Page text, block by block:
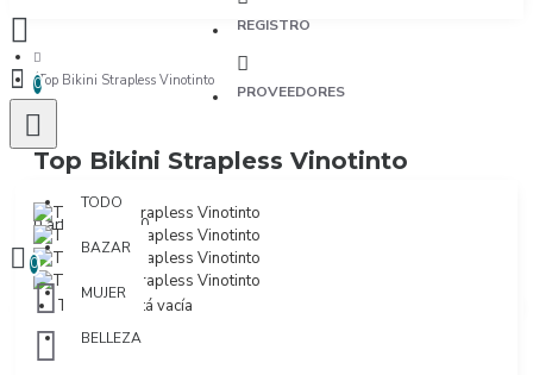
REGISTRO
PROVEEDORES
0
TODO
TODO
BAZAR
MUJER
BELLEZA
0 artículo(s) - $0
0
Tu bolsa está vacía
Top Bikini Strapless Vinotinto
Top Bikini Strapless Vinotinto